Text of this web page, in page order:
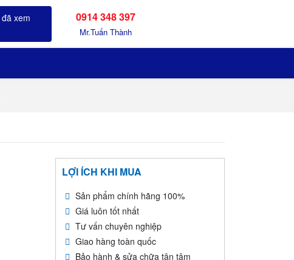
0914 348 397
Mr.Tuấn Thành
LỢI ÍCH KHI MUA
Sản phẩm chính hãng 100%
Giá luôn tốt nhất
Tư vấn chuyên nghiệp
Giao hàng toàn quốc
Bảo hành & sửa chữa tận tâm